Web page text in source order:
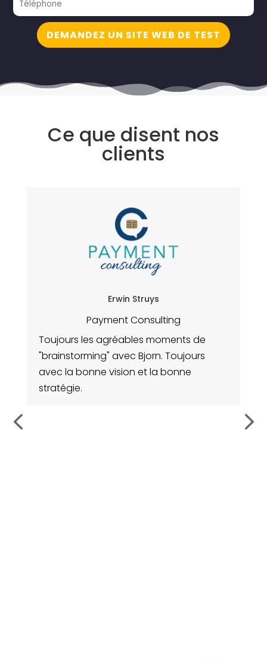
DEMANDEZ UN SITE WEB DE TEST
Ce que disent nos
clients
Erwin Struys
Payment Consulting
Toujours les agréables moments de
"brainstorming" avec Bjorn. Toujours
avec la bonne vision et la bonne
stratégie.